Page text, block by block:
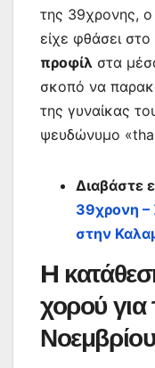
της 39χρονης,
είχε φθάσει στο
προφίλ στα
σκοπό να
της γυναίκας
ψευδώνυμο
Διαβάστε
39χρονη –
στην
H
χορού για
Νοεμβρίου